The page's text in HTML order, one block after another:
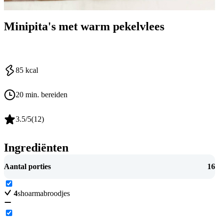
Minipita's met warm pekelvlees
85 kcal
20 min. bereiden
3.5/5(12)
Ingrediënten
Aantal porties 16
4shoarmabroodjes